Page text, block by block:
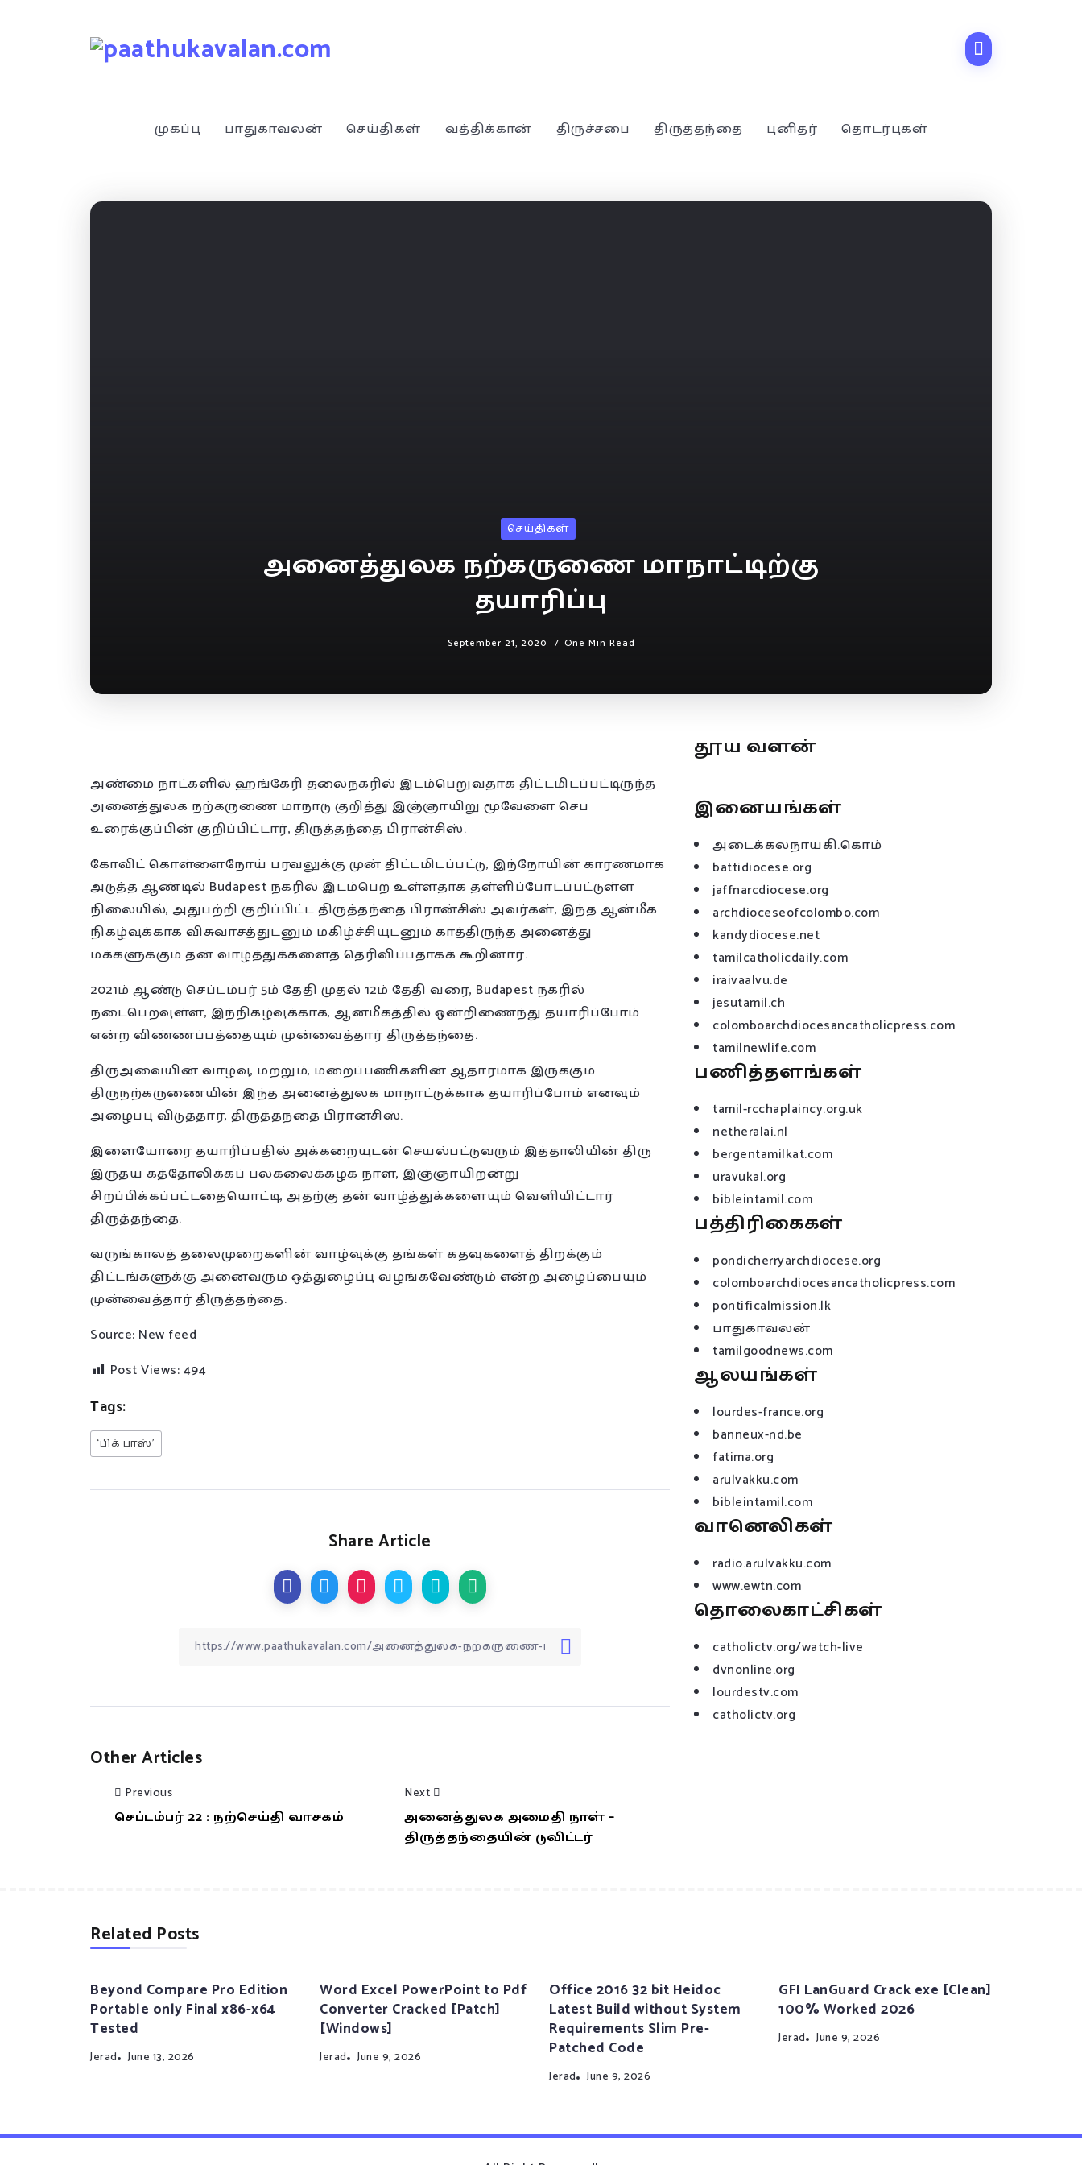
முகப்பு பாதுகாவலன் செய்திகள் வத்திக்கான் திருச்சபை திருத்தந்தை புனிதர் தொடர்புகள்
செய்திகள்
அனைத்துலக நற்கருணை மாநாட்டிற்கு
தயாரிப்பு
September 21, 2020 One Min Read
அண்மை நாட்களில் ஹங்கேரி தலைநகரில் இடம்பெறுவதாக திட்டமிடப்பட்டிருந்த
அனைத்துலக நற்கருணை மாநாடு குறித்து இஞ்ஞாயிறு மூவேளை செப
உரைக்குப்பின் குறிப்பிட்டார், திருத்தந்தை பிரான்சிஸ்.
கோவிட் கொள்ளைநோய் பரவலுக்கு முன் திட்டமிடப்பட்டு, இந்நோயின் காரணமாக
அடுத்த ஆண்டில் Budapest நகரில் இடம்பெற உள்ளதாக தள்ளிப்போடப்பட்டுள்ள
நிலையில், அதுபற்றி குறிப்பிட்ட திருத்தந்தை பிரான்சிஸ் அவர்கள், இந்த ஆன்மீக
நிகழ்வுக்காக விசுவாசத்துடனும் மகிழ்ச்சியுடனும் காத்திருந்த அனைத்து
மக்களுக்கும் தன் வாழ்த்துக்களைத் தெரிவிப்பதாகக் கூறினார்.
2021ம் ஆண்டு செப்டம்பர் 5ம் தேதி முதல் 12ம் தேதி வரை, Budapest நகரில்
நடைபெறவுள்ள, இந்நிகழ்வுக்காக, ஆன்மீகத்தில் ஒன்றிணைந்து தயாரிப்போம்
என்ற விண்ணப்பத்தையும் முன்வைத்தார் திருத்தந்தை.
திருஅவையின் வாழ்வு, மற்றும், மறைப்பணிகளின் ஆதாரமாக இருக்கும்
திருநற்கருணையின் இந்த அனைத்துலக மாநாட்டுக்காக தயாரிப்போம் எனவும்
அழைப்பு விடுத்தார், திருத்தந்தை பிரான்சிஸ்.
இளையோரை தயாரிப்பதில் அக்கறையுடன் செயல்பட்டுவரும் இத்தாலியின் திரு
இருதய கத்தோலிக்கப் பல்கலைக்கழக நாள், இஞ்ஞாயிறன்று
சிறப்பிக்கப்பட்டதையொட்டி, அதற்கு தன் வாழ்த்துக்களையும் வெளியிட்டார்
திருத்தந்தை.
வருங்காலத் தலைமுறைகளின் வாழ்வுக்கு தங்கள் கதவுகளைத் திறக்கும்
திட்டங்களுக்கு அனைவரும் ஒத்துழைப்பு வழங்கவேண்டும் என்ற அழைப்பையும்
முன்வைத்தார் திருத்தந்தை.
Source: New feed
Post Views:494
Tags:
‘பிக் பாஸ்’
Share Article
Other Articles
Previous
செப்டம்பர் 22 : நற்செய்தி வாசகம்
Next
அனைத்துலக அமைதி நாள் –
திருத்தந்தையின் டுவிட்டர்
தூய வளன்
இனையங்கள்
அடைக்கலநாயகி.கொம்
battidiocese.org
jaffnarcdiocese.org
archdioceseofcolombo.com
kandydiocese.net
tamilcatholicdaily.com
iraivaalvu.de
jesutamil.ch
colomboarchdiocesancatholicpress.com
tamilnewlife.com
பணித்தளங்கள்
tamil-rcchaplaincy.org.uk
netheralai.nl
bergentamilkat.com
uravukal.org
bibleintamil.com
பத்திரிகைகள்
pondicherryarchdiocese.org
colomboarchdiocesancatholicpress.com
pontificalmission.lk
பாதுகாவலன்
tamilgoodnews.com
ஆலயங்கள்
lourdes-france.org
banneux-nd.be
fatima.org
arulvakku.com
bibleintamil.com
வானெலிகள்
radio.arulvakku.com
www.ewtn.com
தொலைகாட்சிகள்
catholictv.org/watch-live
dvnonline.org
lourdestv.com
catholictv.org
Related Posts
Beyond Compare Pro Edition
Portable only Final x86-x64
Tested
Jerad June 13, 2026
Word Excel PowerPoint to Pdf
Converter Cracked [Patch]
[Windows]
Jerad June 9, 2026
Office 2016 32 bit Heidoc
Latest Build without System
Requirements Slim Pre-
Patched Code
Jerad June 9, 2026
GFI LanGuard Crack exe [Clean]
100% Worked 2026
Jerad June 9, 2026